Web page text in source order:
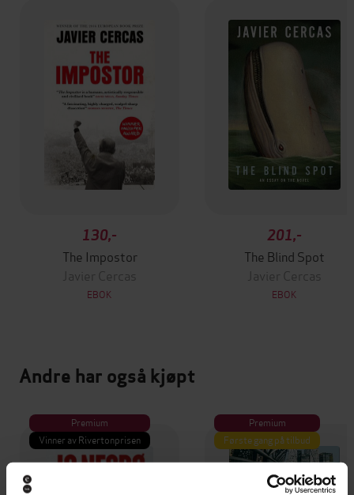
130,-
The Impostor
Javier Cercas
EBOK
201,-
The Blind Spot
Javier Cercas
EBOK
Andre har også kjøpt
Premium
Vinner av Rivertonprisen
Premium
Første gang på tilbud